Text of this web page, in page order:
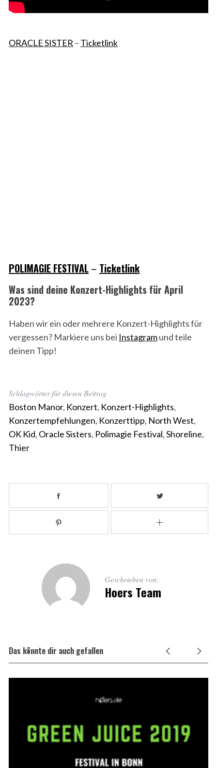
ORACLE SISTER – Ticketlink
POLIMAGIE FESTIVAL– Ticketlink
Was sind deine Konzert-Highlights für April
2023?
Haben wir ein oder mehrere Konzert-Highlights für
vergessen? Markiere uns bei Instagramund teile
deinen Tipp!
Schlagwörter für diesen Beitrag
Boston Manor, Konzert, Konzert-Highlights,
Konzertempfehlungen, Konzerttipp, North West,
OK Kid, Oracle Sisters, Polimagie Festival,Shoreline,
Thier
Geschrieben von:
Hoers Team
Das könnte dir auch gefallen